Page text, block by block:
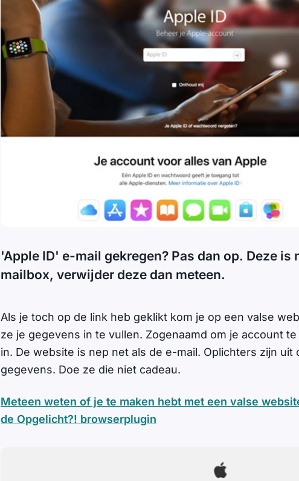
'Apple ID' e-mail gekregen? Pas dan op. Deze is
mailbox, verwijder deze dan meteen.
Als je toch op de link heb geklikt kom je op een valse
ze je gegevens in te vullen. Zogenaamd om je account
in. De website is nep net als de e-mail. Oplichters zijn uit
gegevens. Doe ze die niet cadeau.
Meteen weten of je te maken hebt met een valse
de Opgelicht?! browserplugin